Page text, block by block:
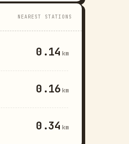
NEAREST STATIONS
0.14 km
0.16 km
0.34 km